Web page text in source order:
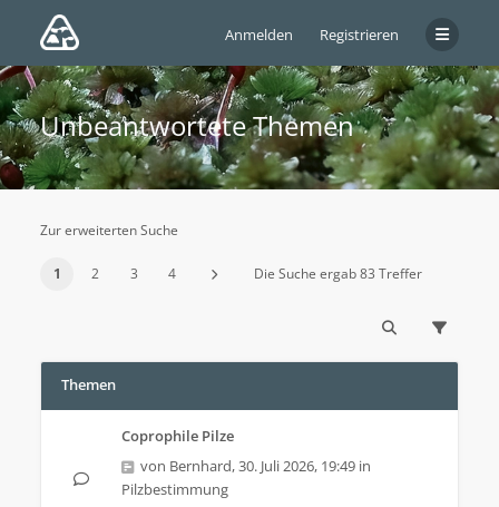
Anmelden Registrieren
Unbeantwortete Themen
Zur erweiterten Suche
1 2 3 4 Die Suche ergab 83 Treffer
Themen
Coprophile Pilze
von Bernhard,30. Juli 2026, 19:49 in
Pilzbestimmung